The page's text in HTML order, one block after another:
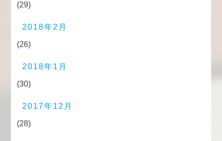
(29)
2018年2月
(26)
2018年1月
(30)
2017年12月
(28)